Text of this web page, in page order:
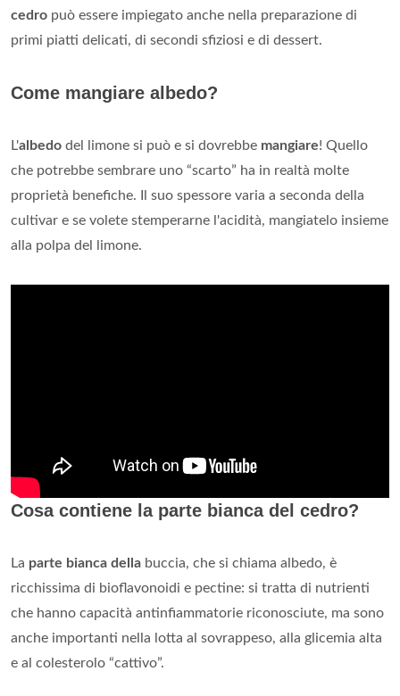
cedro può essere impiegato anche nella preparazione di
primi piatti delicati, di secondi sfiziosi e di dessert.
Come mangiare albedo?
L'albedo del limone si può e si dovrebbe mangiare! Quello
che potrebbe sembrare uno “scarto” ha in realtà molte
proprietà benefiche. Il suo spessore varia a seconda della
cultivar e se volete stemperarne l'acidità, mangiatelo insieme
alla polpa del limone.
Cosa contiene la parte bianca del cedro?
La parte bianca della buccia, che si chiama albedo, è
ricchissima di bioflavonoidi e pectine: si tratta di nutrienti
che hanno capacità antinfiammatorie riconosciute, ma sono
anche importanti nella lotta al sovrappeso, alla glicemia alta
e al colesterolo “cattivo”.